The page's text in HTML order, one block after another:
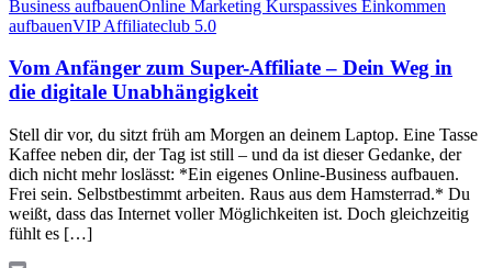
Business aufbauenOnline Marketing Kurspassives Einkommen
aufbauenVIP Affiliateclub 5.0
Vom Anfänger zum Super-Affiliate – Dein Weg in
die digitale Unabhängigkeit
Stell dir vor, du sitzt früh am Morgen an deinem Laptop. Eine Tasse
Kaffee neben dir, der Tag ist still – und da ist dieser Gedanke, der
dich nicht mehr loslässt: *Ein eigenes Online-Business aufbauen.
Frei sein. Selbstbestimmt arbeiten. Raus aus dem Hamsterrad.* Du
weißt, dass das Internet voller Möglichkeiten ist. Doch gleichzeitig
fühlt es […]